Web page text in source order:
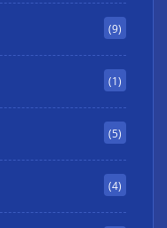
(9)
(1)
(5)
(4)